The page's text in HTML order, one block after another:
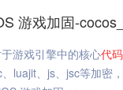
游戏加固-
游戏引擎中的核心代码
luajit、js、jsc等加密